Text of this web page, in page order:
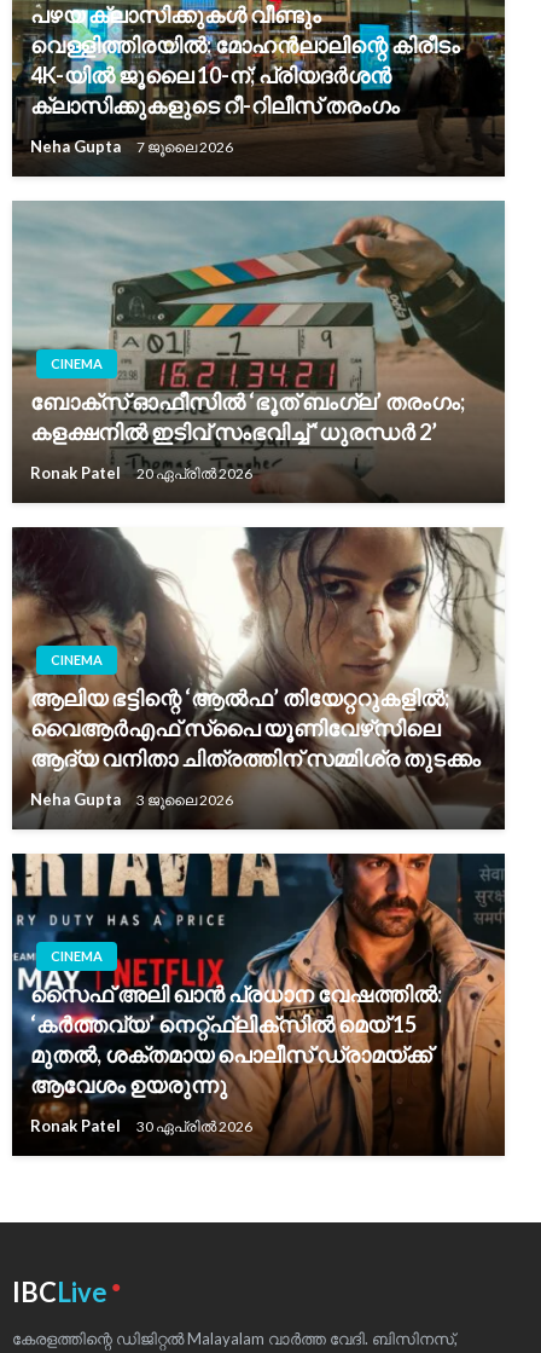
പഴയ ക്ലാസിക്കുകൾ വീണ്ടും
വെള്ളിത്തിരയിൽ: മോഹൻലാലിന്റെ കിരീടം
4K-യിൽ ജൂലൈ 10-ന്; പ്രിയദർശൻ
ക്ലാസിക്കുകളുടെ റീ-റിലീസ് തരംഗം
Neha Gupta 7 ജൂലൈ 2026
CINEMA
ബോക്സ് ഓഫീസിൽ ‘ഭൂത് ബംഗ്ല’ തരംഗം;
കളക്ഷനിൽ ഇടിവ് സംഭവിച്ച് ‘ധുരന്ധർ 2’
Ronak Patel 20 ഏപ്രിൽ 2026
CINEMA
ആലിയ ഭട്ടിന്റെ ‘ആൽഫ’ തിയേറ്ററുകളിൽ;
വൈആർഎഫ് സ്‌പൈ യൂണിവേഴ്‌സിലെ
ആദ്യ വനിതാ ചിത്രത്തിന് സമ്മിശ്ര തുടക്കം
Neha Gupta 3 ജൂലൈ 2026
CINEMA
സൈഫ് അലി ഖാൻ പ്രധാന വേഷത്തിൽ:
‘കർത്തവ്യ’ നെറ്റ്ഫ്ലിക്സിൽ മെയ് 15
മുതൽ, ശക്തമായ പൊലീസ് ഡ്രാമയ്ക്ക്
ആവേശം ഉയരുന്നു
Ronak Patel 30 ഏപ്രിൽ 2026
IBCLive ●
കേരളത്തിന്റെ ഡിജിറ്റൽ Malayalam വാർത്ത വേദി. ബിസിനസ്,